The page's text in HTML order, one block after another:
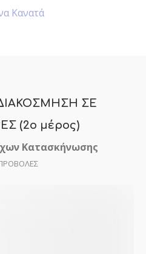
ΣΕ
(2o μέρος)
Κατασκήνωσης